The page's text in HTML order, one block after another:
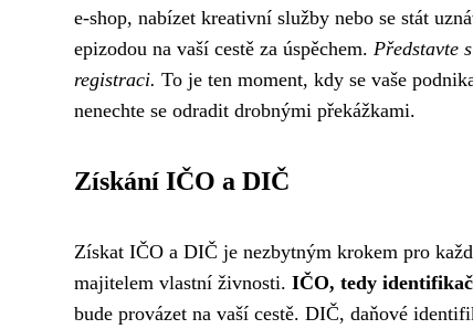
e-shop, nabízet kreativní služby nebo se stát
epizodou na vaší cestě za úspěchem. Představte
registraci. To je ten moment, kdy se vaše
nenechte se odradit drobnými překážkami.
Získání IČO a DIČ
Získat IČO a DIČ je nezbytným krokem pro
majitelem vlastní živnosti. IČO, tedy
bude provázet na vaší cestě. DIČ, daňové